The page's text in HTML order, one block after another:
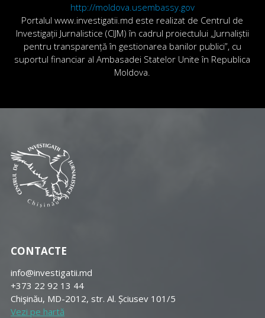
http://moldova.usembassy.gov
Portalul www.investigatii.md este realizat de Centrul de
Investigații Jurnalistice (CIJM) în cadrul proiectului „Jurnaliștii
pentru transparență în gestionarea banilor publici”, cu
suportul financiar al Ambasadei Statelor Unite în Republica
Moldova.
CONTACTE
info@investigatii.md
+373 22 92 13 44
Chişinău, MD-2012, str. Al. Șciusev 101/5
Vezi pe hartă